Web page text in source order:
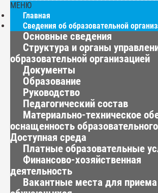
МЕНЮ
Главная
Сведения об образовательной
Основные сведения
Структура и органы
образовательной организацией
Документы
Образование
Руководство
Педагогический состав
Материально-техническое
оснащенность
Доступная среда
Платные образовательные
Финансово-хозяйственная
деятельность
Вакантные места для